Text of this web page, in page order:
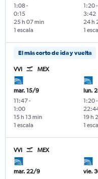
1:08-
0:15
1 escala
25 h 07 min
1:20-
3:42
1
24 h
El más corto de ida y vuelta
VVI MEX
mar. 15/9
11:47-
1:00
1 escala
15 h 13 min
lun.
1:20-
1
19 h
VVI MEX
mar. 22/9
vie.